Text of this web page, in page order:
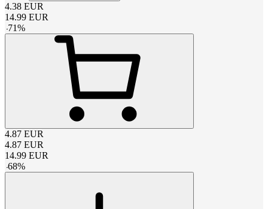
4.38 EUR
14.99 EUR
-71%
4.87 EUR
4.87 EUR
14.99 EUR
-68%